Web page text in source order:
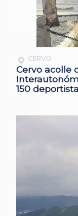
CERVO
Cervo acolle
150